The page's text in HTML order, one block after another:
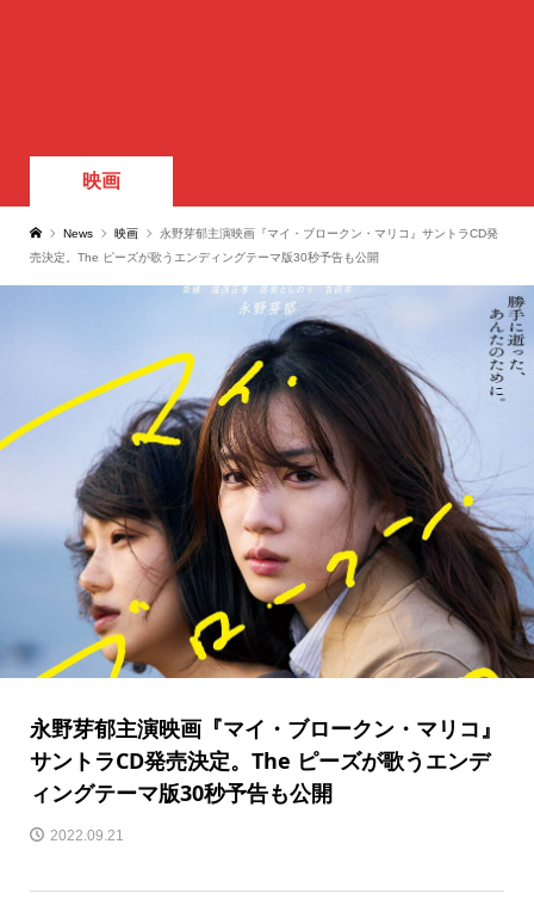
映画
News 映画
永野芽郁主演映画『マイ・ブロークン・マリコ』サントラCD発
売決定。The ピーズが歌うエンディングテーマ版30秒予告も公開
永野芽郁主演映画『マイ・ブロークン・マリコ』
サントラCD発売決定。The ピーズが歌うエンデ
ィングテーマ版30秒予告も公開
2022.09.21